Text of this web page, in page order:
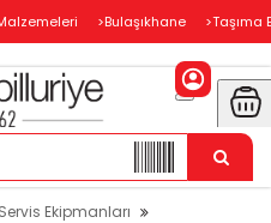
>Bulaşıkhane >Taşıma
Ekipmanları